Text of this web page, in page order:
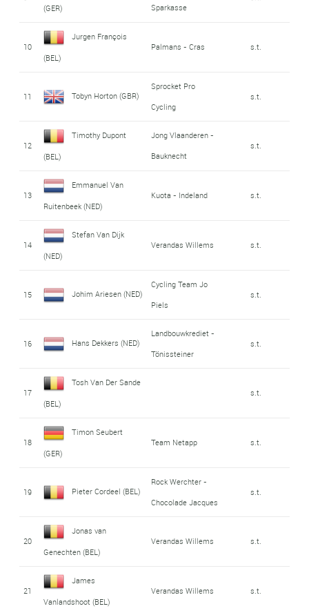
(GER)
Sparkasse
10
Jurgen François
(BEL)
Palmans - Cras s.t.
11 Tobyn Horton (GBR)
Sprocket Pro
Cycling
s.t.
12
Timothy Dupont
(BEL)
Jong Vlaanderen -
Bauknecht
s.t.
13
Emmanuel Van
Ruitenbeek (NED)
Kuota - Indeland s.t.
14
Stefan Van Dijk
(NED)
Verandas Willems s.t.
15 Johim Ariesen (NED)
Cycling Team Jo
Piels
s.t.
16 Hans Dekkers (NED)
Landbouwkrediet -
Tönissteiner
s.t.
17
Tosh Van Der Sande
(BEL)
s.t.
18
Timon Seubert
(GER)
Team Netapp s.t.
19 Pieter Cordeel (BEL)
Rock Werchter -
Chocolade Jacques
s.t.
20
Jonas van
Genechten (BEL)
Verandas Willems s.t.
21
James
Vanlandshoot (BEL)
Verandas Willems s.t.